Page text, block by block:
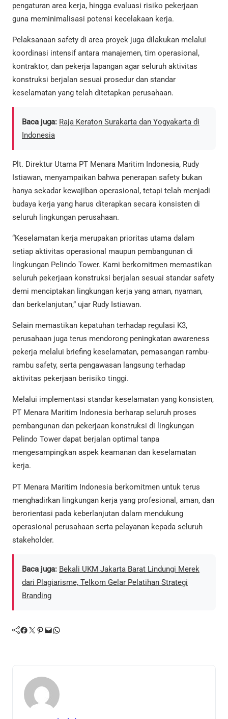
pengaturan area kerja, hingga evaluasi risiko pekerjaan
guna meminimalisasi potensi kecelakaan kerja.
Pelaksanaan safety di area proyek juga dilakukan melalui
koordinasi intensif antara manajemen, tim operasional,
kontraktor, dan pekerja lapangan agar seluruh aktivitas
konstruksi berjalan sesuai prosedur dan standar
keselamatan yang telah ditetapkan perusahaan.
Baca juga: Raja Keraton Surakarta dan Yogyakarta di
Indonesia
Plt. Direktur Utama PT Menara Maritim Indonesia, Rudy
Istiawan, menyampaikan bahwa penerapan safety bukan
hanya sekadar kewajiban operasional, tetapi telah menjadi
budaya kerja yang harus diterapkan secara konsisten di
seluruh lingkungan perusahaan.
“Keselamatan kerja merupakan prioritas utama dalam
setiap aktivitas operasional maupun pembangunan di
lingkungan Pelindo Tower. Kami berkomitmen memastikan
seluruh pekerjaan konstruksi berjalan sesuai standar safety
demi menciptakan lingkungan kerja yang aman, nyaman,
dan berkelanjutan,” ujar Rudy Istiawan.
Selain memastikan kepatuhan terhadap regulasi K3,
perusahaan juga terus mendorong peningkatan awareness
pekerja melalui briefing keselamatan, pemasangan rambu-
rambu safety, serta pengawasan langsung terhadap
aktivitas pekerjaan berisiko tinggi.
Melalui implementasi standar keselamatan yang konsisten,
PT Menara Maritim Indonesia berharap seluruh proses
pembangunan dan pekerjaan konstruksi di lingkungan
Pelindo Tower dapat berjalan optimal tanpa
mengesampingkan aspek keamanan dan keselamatan
kerja.
PT Menara Maritim Indonesia berkomitmen untuk terus
menghadirkan lingkungan kerja yang profesional, aman, dan
berorientasi pada keberlanjutan dalam mendukung
operasional perusahaan serta pelayanan kepada seluruh
stakeholder.
Baca juga: Bekali UKM Jakarta Barat Lindungi Merek
dari Plagiarisme, Telkom Gelar Pelatihan Strategi
Branding
Facebook Twitter Pinterest Mail WhatsApp